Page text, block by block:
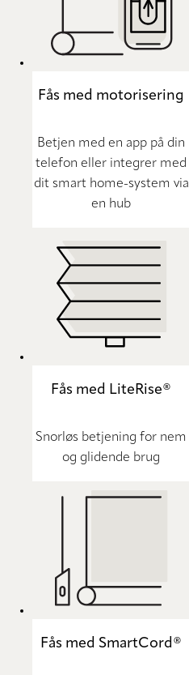
Fås med motorisering
Betjen med en app på din
telefon eller integrer med
dit smart home-system via
en hub
Fås med LiteRise®
Snorløs betjening for nem
og glidende brug
Fås med SmartCord®